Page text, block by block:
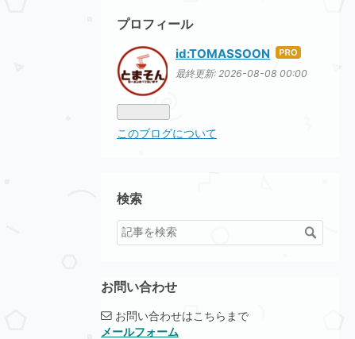
プロフィール
id:TOMASSOON はて
なブ
最終更新: 2026-08-08 00:00
このブログについて
検索
お問い合わせ
お問い合わせはこちらまで
メールフォーム